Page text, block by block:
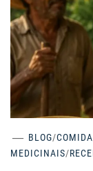
BLOG/COMIDA
MEDICINAIS/